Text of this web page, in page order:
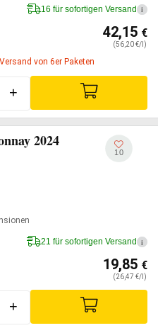
16 für sofortigen Versand i
42,15 €
(56,20 €/l)
von 6er Paketen
+
2024
10
21 für sofortigen Versand i
19,85 €
(26,47 €/l)
+